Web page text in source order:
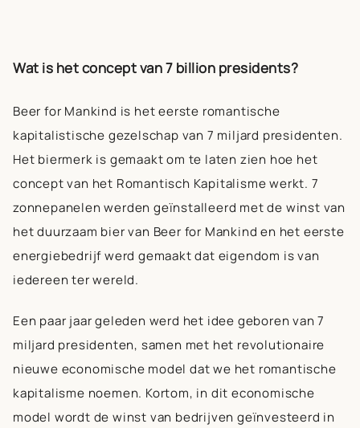
Wat is het concept van 7 billion presidents?
Beer for Mankind is het eerste romantische
kapitalistische gezelschap van 7 miljard presidenten.
Het biermerk is gemaakt om te laten zien hoe het
concept van het Romantisch Kapitalisme werkt. 7
zonnepanelenwerden geïnstalleerd met de winst van
het duurzaam bier van Beer for Mankind en het eerste
energiebedrijf werd gemaakt dat eigendom is van
iedereenter wereld.
Een paar jaar geleden werd het idee geboren van 7
miljard presidenten, samen met het revolutionaire
nieuwe economische model dat we het romantische
kapitalisme noemen. Kortom, in dit economische
model wordt de winst van bedrijven geïnvesteerd in